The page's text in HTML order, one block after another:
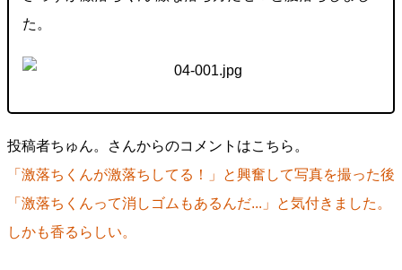
た。
投稿者ちゅん。さんからのコメントはこちら。
「激落ちくんが激落ちしてる！」と興奮して写真を撮った後
「激落ちくんって消しゴムもあるんだ...」と気付きました。
しかも香るらしい。